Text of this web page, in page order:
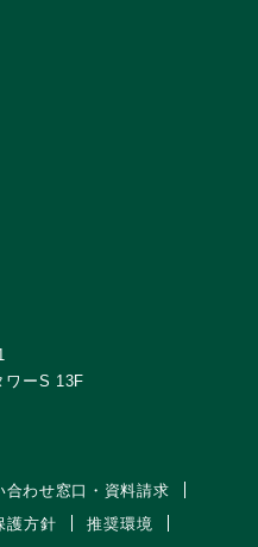
ワーS 13F
合わせ窓口・資料請求
護方針
推奨環境